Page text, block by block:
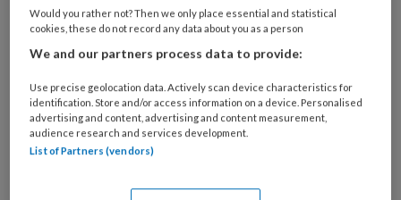
Bij
welke
organisatie
werk
je?
Untitled
Ontvang 2x per week de
KinderopvangTotaal nieuwsbrief
Management Kinderopvang
Would you rather not? Then we only place essential and statistical
cookies, these do not record any data about you as a person
We and our partners process data to provide:
Use precise geolocation data. Actively scan device characteristics for
identification. Store and/or access information on a device. Personalised
advertising and content, advertising and content measurement,
audience research and services development.
List of Partners (vendors)